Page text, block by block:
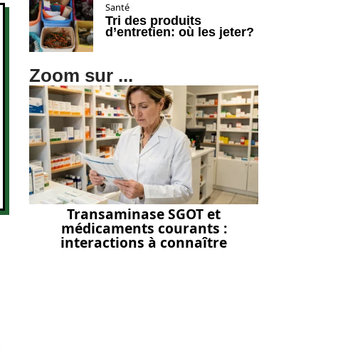
Santé
Tri des produits
d’entretien: où les jeter?
Zoom sur ...
Transaminase SGOT et
médicaments courants :
interactions à connaître